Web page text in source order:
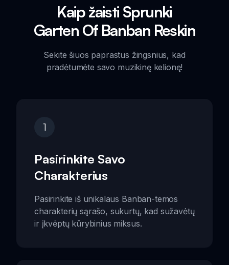
Kaip žaisti Sprunki
Garten Of Banban Reskin
Sekite šiuos paprastus žingsnius, kad
pradėtumėte savo muzikinę kelionę!
1
Pasirinkite Savo
Charakterius
Pasirinkite iš unikalaus Banban-temos
charakterių sąrašo, sukurtų, kad sužavėtų
ir įkvėptų kūrybinius miksus.